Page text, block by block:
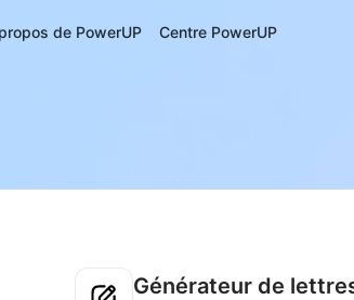
de PowerUP Centre PowerUP